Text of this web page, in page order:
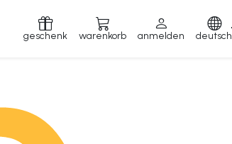
geschenk warenkorb anmelden deutsch